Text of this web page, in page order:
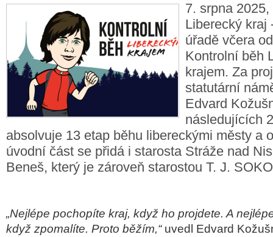
7. srpna
Liberecký kraj
úřadě včera
Kontrolní běh
krajem. Za
statutární
Edvard
následujících
absolvuje 13 etap běhu libereckými městy a
úvodní část se přidá i starosta Stráže nad
Beneš, který je zároveň starostou T. J.
„Nejlépe pochopíte kraj, když ho projdete. A
když zpomalíte. Proto běžím,“uvedl Edvard